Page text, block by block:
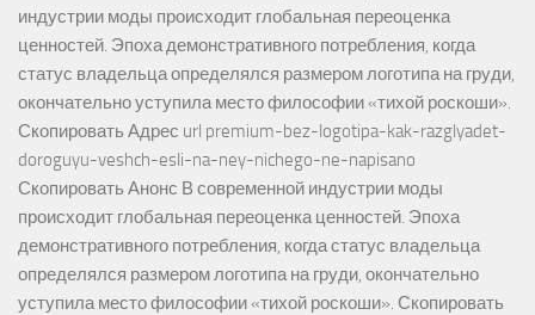
индустрии моды происходит глобальная переоценка
ценностей. Эпоха демонстративного потребления, когда
статус владельца определялся размером логотипа на груди,
окончательно уступила место философии «тихой роскоши».
Скопировать Адрес url premium-bez-logotipa-kak-razglyadet-
doroguyu-veshch-esli-na-ney-nichego-ne-napisano
Скопировать Анонс В современной индустрии моды
происходит глобальная переоценка ценностей. Эпоха
демонстративного потребления, когда статус владельца
определялся размером логотипа на груди, окончательно
уступила место философии «тихой роскоши». Скопировать